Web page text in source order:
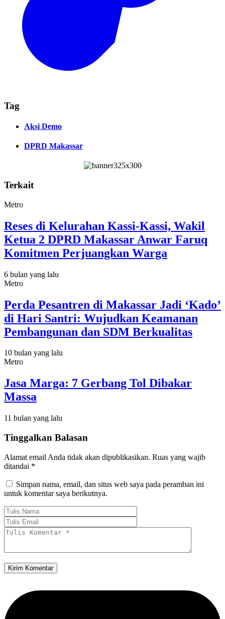
Tag
Aksi Demo
DPRD Makassar
Terkait
Metro
Reses di Kelurahan Kassi-Kassi, Wakil
Ketua 2 DPRD Makassar Anwar Faruq
Komitmen Perjuangkan Warga
6 bulan yang lalu
Metro
Perda Pesantren di Makassar Jadi ‘Kado’
di Hari Santri: Wujudkan Keamanan
Pembangunan dan SDM Berkualitas
10 bulan yang lalu
Metro
Jasa Marga: 7 Gerbang Tol Dibakar
Massa
11 bulan yang lalu
Tinggalkan Balasan
Alamat email Anda tidak akan dipublikasikan. Ruas yang wajib
ditandai *
Simpan nama, email, dan situs web saya pada peramban ini
untuk komentar saya berikutnya.